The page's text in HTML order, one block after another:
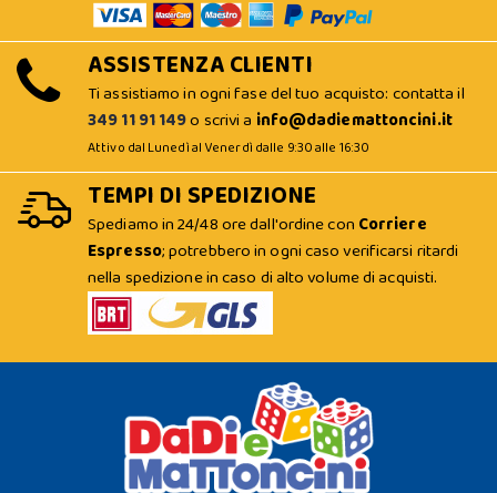
ASSISTENZA CLIENTI
Ti assistiamo in ogni fase del tuo acquisto: contatta il
349 11 91 149o scrivi a info@dadiemattoncini.it
Attivo dal Lunedì al Venerdì dalle 9:30 alle 16:30
TEMPI DI SPEDIZIONE
Spediamo in 24/48 ore dall'ordine con Corriere
Espresso; potrebbero in ogni caso verificarsi ritardi
nella spedizione in caso di alto volume di acquisti.